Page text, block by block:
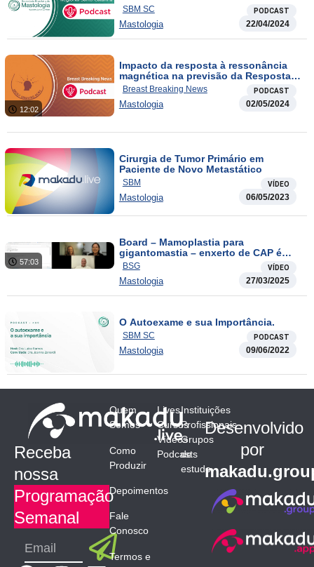
SBM SC PODCAST
Mastologia 22/04/2024
12:02
Impacto da resposta à ressonância
magnética na previsão da Resposta
Tumoral Axilar pós QTNeoadjuv. em
pacientes com axila cN1-3
Breast Breaking News PODCAST
Mastologia 02/05/2024
Cirurgia de Tumor Primário em
Paciente de Novo Metastático
SBM VÍDEO
Mastologia 06/05/2023
57:03
Board – Mamoplastia para
gigantomastia – enxerto de CAP é
necessário?
BSG VÍDEO
Mastologia 27/03/2025
O Autoexame e sua Importância.
SBM SC PODCAST
Mastologia 09/06/2022
Receba
nossa
Programação
Semanal
Email Submit
Quem
Somos
Como
Produzir
Depoimentos
Fale
Conosco
Termos e
Lives
Cursos
Vídeos
Podcasts
Instituições
Profissionais
Grupos
de
estudo
Desenvolvido
por